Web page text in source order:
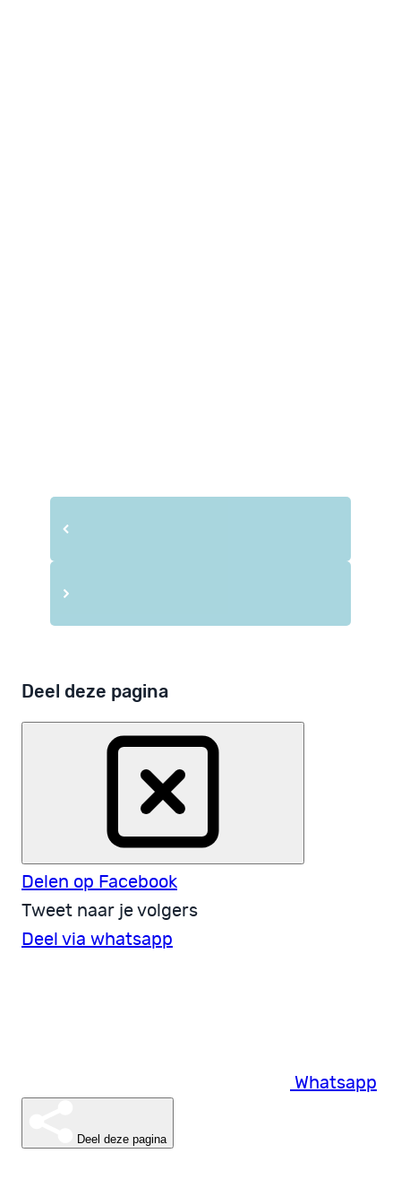
Deel deze pagina
Delen op Facebook
Tweet naar je volgers
Deel via whatsapp
Whatsapp
Deel deze pagina